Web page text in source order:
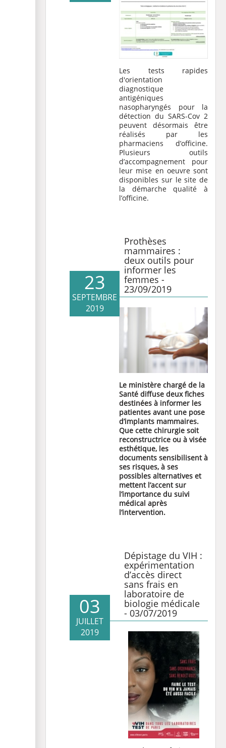
Les tests rapides
d'orientation
diagnostique
antigéniques
nasopharyngés pour la
détection du SARS-Cov 2
peuvent désormais être
réalisés par les
pharmaciens d’officine.
Plusieurs outils
d’accompagnement pour
leur mise en oeuvre sont
disponibles sur le site de
la démarche qualité à
l’officine.
Prothèses
mammaires :
deux outils pour
informer les
femmes -
23/09/2019
23
SEPTEMBRE
2019
Le ministère chargé de la
Santé diffuse deux fiches
destinées à informer les
patientes avant une pose
d’implants mammaires.
Que cette chirurgie soit
reconstructrice ou à visée
esthétique, les
documents sensibilisent à
ses risques, à ses
possibles alternatives et
mettent l’accent sur
l’importance du suivi
médical après
l’intervention.
Dépistage du VIH :
expérimentation
d’accès direct
sans frais en
laboratoire de
biologie médicale
- 03/07/2019
03
JUILLET
2019